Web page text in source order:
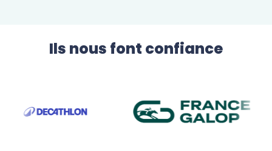
Ils nous font confiance